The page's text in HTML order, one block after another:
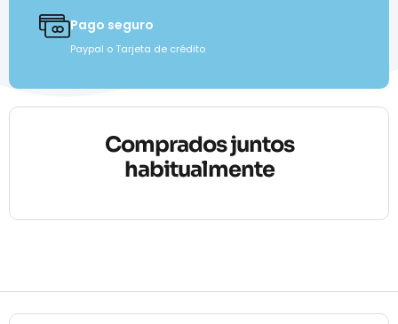
Pago seguro
Paypal o Tarjeta de crédito
Comprados juntos
habitualmente